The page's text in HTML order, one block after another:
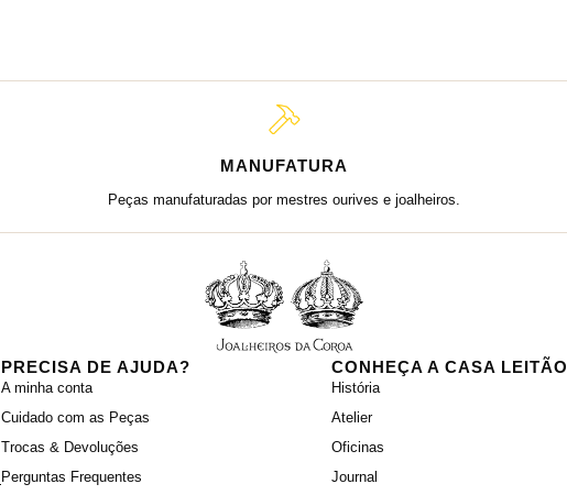
MANUFATURA
Peças manufaturadas por mestres ourives e joalheiros.
PRECISA DE AJUDA?
A minha conta
Cuidado com as Peças
Trocas & Devoluções
Perguntas Frequentes
CONHEÇA A CASA LEITÃO
História
Atelier
Oficinas
Journal